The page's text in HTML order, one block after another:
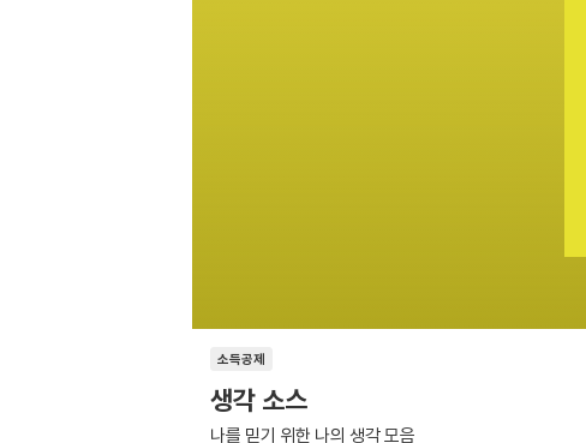
소득공제
생각 소스
나를 믿기 위한 나의 생각 모음